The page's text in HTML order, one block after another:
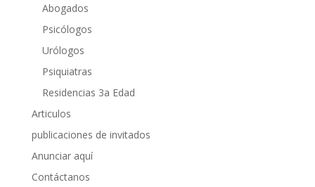
Abogados
Psicólogos
Urólogos
Psiquiatras
Residencias 3a Edad
Articulos
publicaciones de invitados
Anunciar aquí
Contáctanos